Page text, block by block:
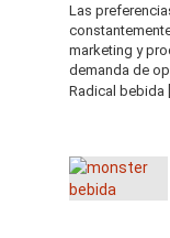
Las
marketing y
demanda de
Radical bebida